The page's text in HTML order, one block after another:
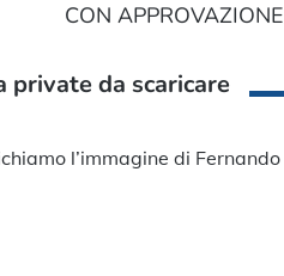
CON
private da scaricare
l’immagine di